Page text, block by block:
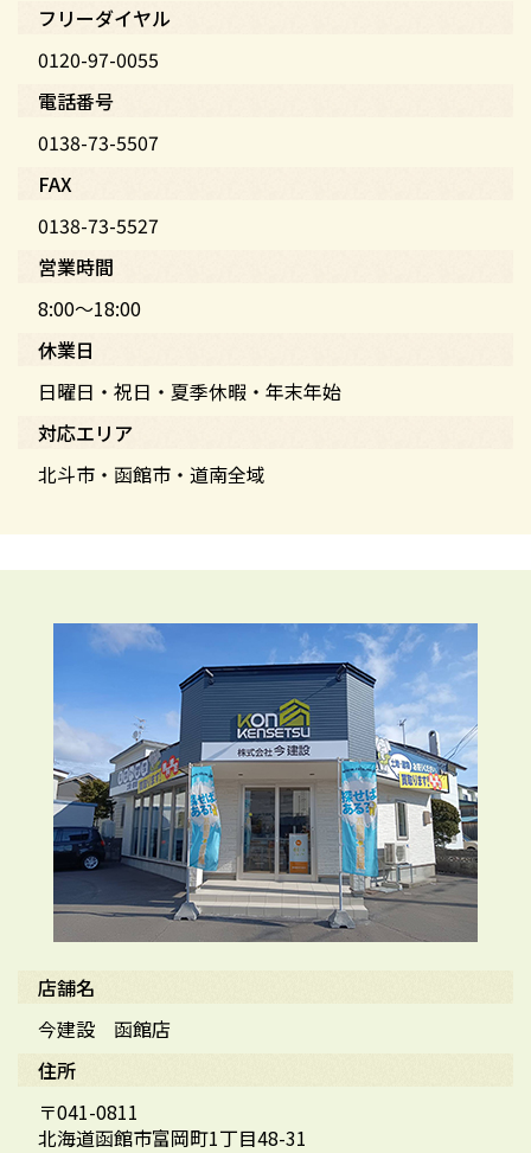
フリーダイヤル
0120-97-0055
電話番号
0138-73-5507
FAX
0138-73-5527
営業時間
8:00～18:00
休業日
日曜日・祝日・夏季休暇・年末年始
対応エリア
北斗市・函館市・道南全域
店舗名
今建設 函館店
住所
〒041-0811
北海道函館市富岡町1丁目48-31